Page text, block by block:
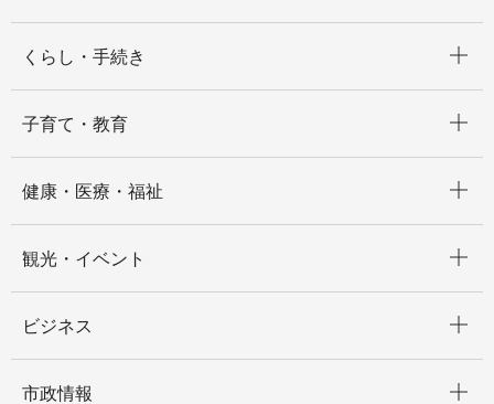
くらし・手続き
子育て・教育
健康・医療・福祉
観光・イベント
ビジネス
市政情報